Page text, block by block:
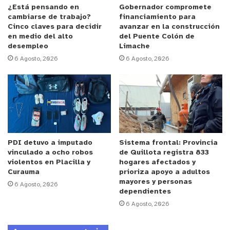
planificación del negocio. “Como Centro de
Negocios estamos apoyando a todos los
emprendedores a crear sus empresas… aportamos
todas las mejoras de gestión y también en su
formalización” destacó Díaz, subrayando que el
2026 viene lleno de desafíos para el crecimiento
conjunto.
Por su parte, el Jefe del Centro de Negocios
Sercotec Quillota, Johany Alarcón, enfatizó que
este caso representa el “Proceso Uno” del Centro,
enfocado en la formalización de negocios con
proyección y escalamiento. “Zona Fit es un negocio
que a través del centro logra generar su modelo de
negocios, formalizar y dejar la empresa operativa,
¿Está pensando en
cambiarse de trabajo?
Cinco claves para decidir
en medio del alto
desempleo
6 Agosto, 2026
Gobernador compromete
financiamiento para
avanzar en la construcción
del Puente Colón de
Limache
6 Agosto, 2026
PDI detuvo a imputado
vinculado a ocho robos
violentos en Placilla y
Curauma
6 Agosto, 2026
Sistema frontal: Provincia
de Quillota registra 833
hogares afectados y
prioriza apoyo a adultos
mayores y personas
dependientes
6 Agosto, 2026